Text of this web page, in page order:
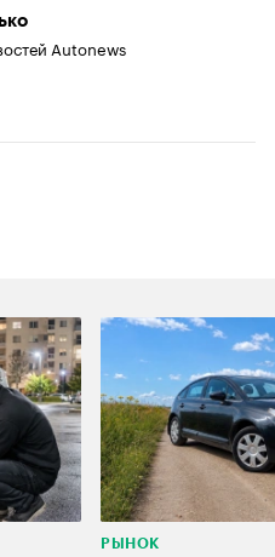
Autonews
РЫНОК